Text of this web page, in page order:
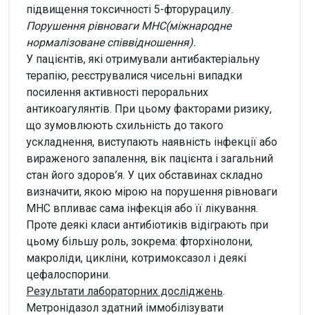
підвищення токсичності 5-фторурацилу.
Порушення рівноваги МНС(міжнародне
нормалізоване співвідношення).
У пацієнтів, які отримували антибактеріальну
терапію, реєструвалися чисельні випадки
посилення активності пероральних
антикоагулянтів. При цьому факторами ризику,
що зумовлюють схильність до такого
ускладнення, виступають наявність інфекції або
вираженого запалення, вік пацієнта і загальний
стан його здоров’я. У цих обставинах складно
визначити, якою мірою на порушення рівноваги
МНС впливає сама інфекція або її лікування.
Проте деякі класи антибіотиків відіграють при
цьому більшу роль, зокрема: фторхінолони,
макроліди, цикліни, котримоксазол і деякі
цефалоспорини.
Результати лабораторних досліджень.
Метронідазол здатний іммобілізувати